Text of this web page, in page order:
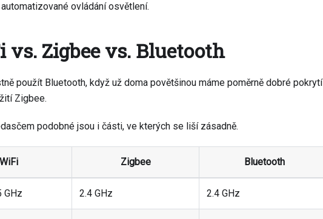
ovládání osvětlení.
Zigbee vs. Bluetooth
použít Bluetooth, když už doma povětšinou máme poměrně dobré pokrytí
Zigbee.
podobné jsou i části, ve kterých se liší zásadně.
WiFi Zigbee Bluetooth
GHz 2.4 GHz 2.4 GHz